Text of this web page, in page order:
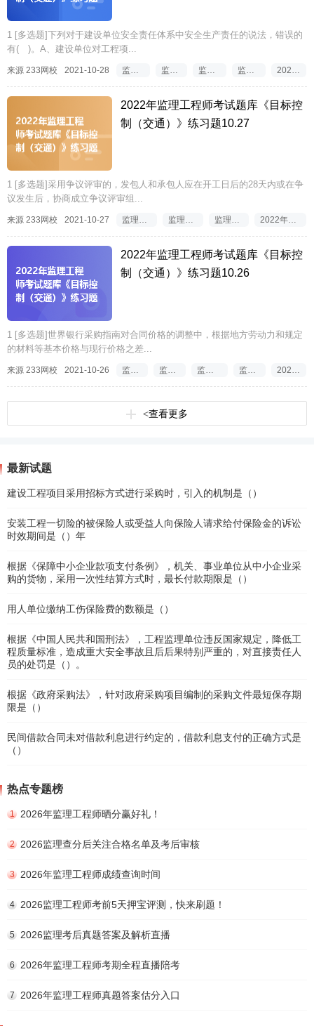
1 [多选题]下列对于建设单位安全责任体系中安全生产责任的说法，错误的
有( )。A、建设单位对工程项...
来源 233网校 2021-10-28 监理工程师三控试题
2022年监理工程师考试题库《目标控
制（交通）》练习题10.27
1 [多选题]采用争议评审的，发包人和承包人应在开工日后的28天内或在争
议发生后，协商成立争议评审组...
来源 233网校 2021-10-27 监理工程师考试题库 监理工程师试题下载 监理工程师试题解析 2022年注册监理工程师试题
2022年监理工程师考试题库《目标控
制（交通）》练习题10.26
1 [多选题]世界银行采购指南对合同价格的调整中，根据地方劳动力和规定
的材料等基本价格与现行价格之差...
来源 233网校 2021-10-26 监理工程师试题每日一练 监理工程师试题2022
<查看更多
最新试题
建设工程项目采用招标方式进行采购时，引入的机制是（）
安装工程一切险的被保险人或受益人向保险人请求给付保险金的诉讼
时效期间是（）年
根据《保障中小企业款项支付条例》，机关、事业单位从中小企业采
购的货物，采用一次性结算方式时，最长付款期限是（）
用人单位缴纳工伤保险费的数额是（）
根据《中国人民共和国刑法》，工程监理单位违反国家规定，降低工
程质量标准，造成重大安全事故且后后果特别严重的，对直接责任人
员的处罚是（）。
根据《政府采购法》，针对政府采购项目编制的采购文件最短保存期
限是（）
民间借款合同未对借款利息进行约定的，借款利息支付的正确方式是
（）
热点专题榜
1 2026年监理工程师晒分赢好礼！
2 2026监理查分后关注合格名单及考后审核
3 2026年监理工程师成绩查询时间
4 2026监理工程师考前5天押宝评测，快来刷题！
5 2026监理考后真题答案及解析直播
6 2026年监理工程师考期全程直播陪考
7 2026年监理工程师真题答案估分入口